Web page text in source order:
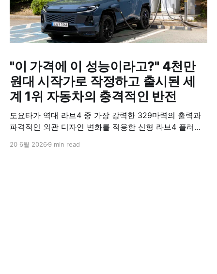
"이 가격에 이 성능이라고?" 4천만
원대 시작가로 작정하고 출시된 세
계 1위 자동차의 충격적인 반전
도요타가 역대 라브4 중 가장 강력한 329마력의 출력과
파격적인 외관 디자인 변화를 적용한 신형 라브4 플러그
충전이 가능하고 전기 모드로만 70km 이상 주행할 수 있
20 6월 2026 9 min read